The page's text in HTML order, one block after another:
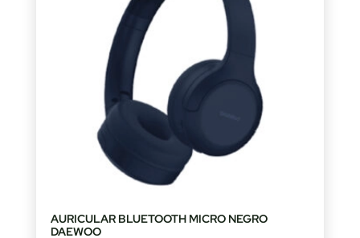
AURICULAR BLUETOOTH MICRO NEGRO
DAEWOO